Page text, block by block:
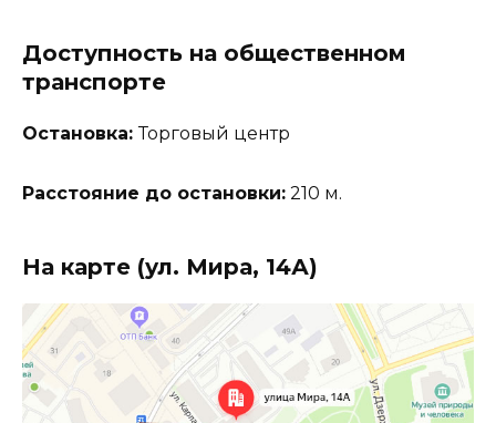
Доступность на общественном
транспорте
Остановка:Торговый центр
Расстояние до остановки: 210 м.
На карте (ул. Мира, 14А)